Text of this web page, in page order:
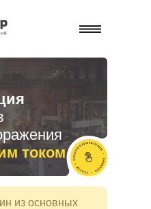
током
из основных